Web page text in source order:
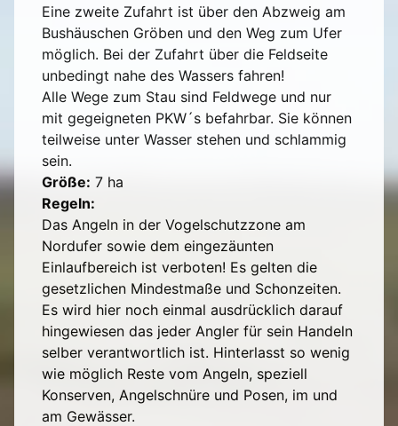
Eine zweite Zufahrt ist über den Abzweig am
Bushäuschen Gröben und den Weg zum Ufer
möglich. Bei der Zufahrt über die Feldseite
unbedingt nahe des Wassers fahren!
Alle Wege zum Stau sind Feldwege und nur
mit gegeigneten PKW´s befahrbar. Sie können
teilweise unter Wasser stehen und schlammig
sein.
Größe: 7 ha
Regeln:
Das Angeln in der Vogelschutzzone am
Nordufer sowie dem eingezäunten
Einlaufbereich ist verboten! Es gelten die
gesetzlichen Mindestmaße und Schonzeiten.
Es wird hier noch einmal ausdrücklich darauf
hingewiesen das jeder Angler für sein Handeln
selber verantwortlich ist. Hinterlasst so wenig
wie möglich Reste vom Angeln, speziell
Konserven, Angelschnüre und Posen, im und
am Gewässer.